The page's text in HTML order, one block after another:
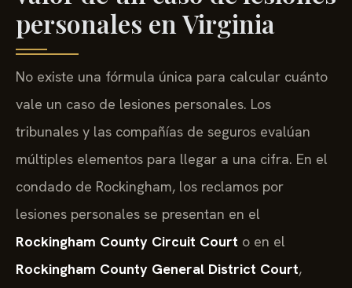
personales en Virginia
No existe una fórmula única para calcular cuánto
vale un caso de lesiones personales. Los
tribunales y las compañías de seguros evalúan
múltiples elementos para llegar a una cifra. En el
condado de Rockingham, los reclamos por
lesiones personales se presentan en el
Rockingham County Circuit Court o en el
Rockingham County General District Court,